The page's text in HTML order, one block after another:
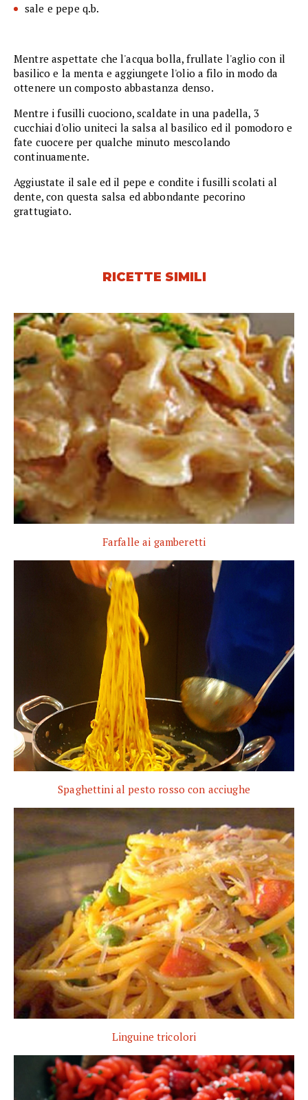
sale e pepe q.b.
Mentre aspettate che l'acqua bolla, frullate l'aglio con il
basilico e la menta e aggiungete l'olio a filo in modo da
ottenere un composto abbastanza denso.
Mentre i fusilli cuociono, scaldate in una padella, 3
cucchiai d'olio uniteci la salsa al basilico ed il pomodoro e
fate cuocere per qualche minuto mescolando
continuamente.
Aggiustate il sale ed il pepe e condite i fusilli scolati al
dente, con questa salsa ed abbondante pecorino
grattugiato.
RICETTE SIMILI
Farfalle ai gamberetti
Spaghettini al pesto rosso con acciughe
Linguine tricolori